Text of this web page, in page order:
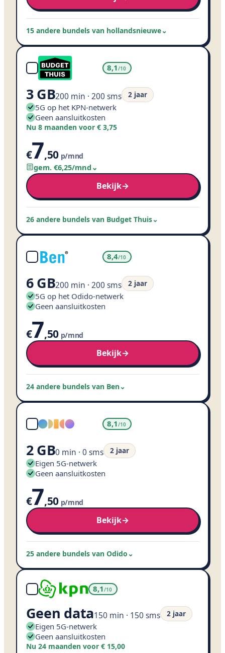
15 andere bundels van hollandsnieuwe⌄
8,1/10
3 GB200 min · 200 sms 2 jaar
5G op het KPN-netwerk
Geen aansluitkosten
Nu 8 maanden voor € 3,75
€7,50p/mnd
gem. €6,25/mnd ⌄
Bekijk→
26 andere bundels van Budget Thuis⌄
8,4/10
6 GB200 min · 200 sms 2 jaar
5G op het Odido-netwerk
Geen aansluitkosten
€7,50p/mnd
Bekijk→
24 andere bundels van Ben⌄
8,1/10
2 GB0 min · 0 sms 2 jaar
Eigen 5G-netwerk
Geen aansluitkosten
€7,50p/mnd
Bekijk→
25 andere bundels van Odido ⌄
8,1/10
Geen data150 min · 150 sms 2 jaar
Eigen 5G-netwerk
Geen aansluitkosten
Nu 24 maanden voor € 15,00